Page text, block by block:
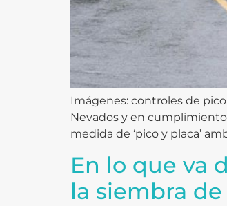
Imágenes: controles de
Nevados y en
medida de ‘pico y placa’
En lo que va
la siembra